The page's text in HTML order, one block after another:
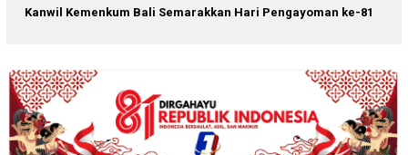
Kanwil Kemenkum Bali Semarakkan Hari Pengayoman ke-81